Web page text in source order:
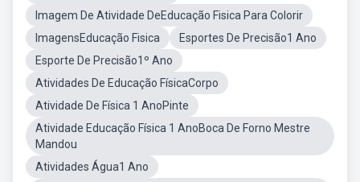
Imagem De Atividade DeEducação Fisica Para Colorir
ImagensEducação Fisica
Esportes De Precisão1 Ano
Esporte De Precisão1º Ano
Atividades De Educação FísicaCorpo
Atividade De Física 1 AnoPinte
Atividade Educação Física 1 AnoBoca De Forno Mestre
Mandou
Atividades Água1 Ano